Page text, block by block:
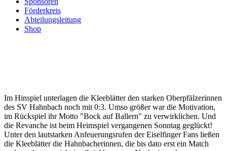
Förderkreis
Abteilungsleitung
Shop
Im Hinspiel unterlagen die Kleeblätter den starken Oberpfälzerinnen
des SV Hahnbach noch mit 0:3. Umso größer war die Motivation,
im Rückspiel ihr Motto "Bock auf Ballern" zu verwirklichen. Und
die Revanche ist beim Heimspiel vergangenen Sonntag geglückt!
Unter den lautstarken Anfeuerungsrufen der Eiselfinger Fans ließen
die Kleeblätter die Hahnbacherinnen, die bis dato erst ein Match